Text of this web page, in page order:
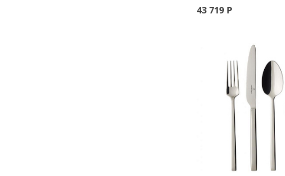
43 719 Р